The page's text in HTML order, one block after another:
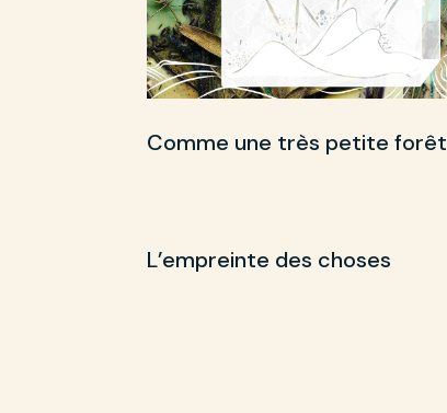
Comme une très petite forêt
L’empreinte des choses